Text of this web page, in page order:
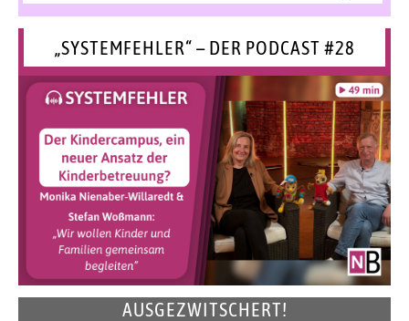
„SYSTEMFEHLER“ – DER PODCAST #28
AUSGEZWITSCHERT!